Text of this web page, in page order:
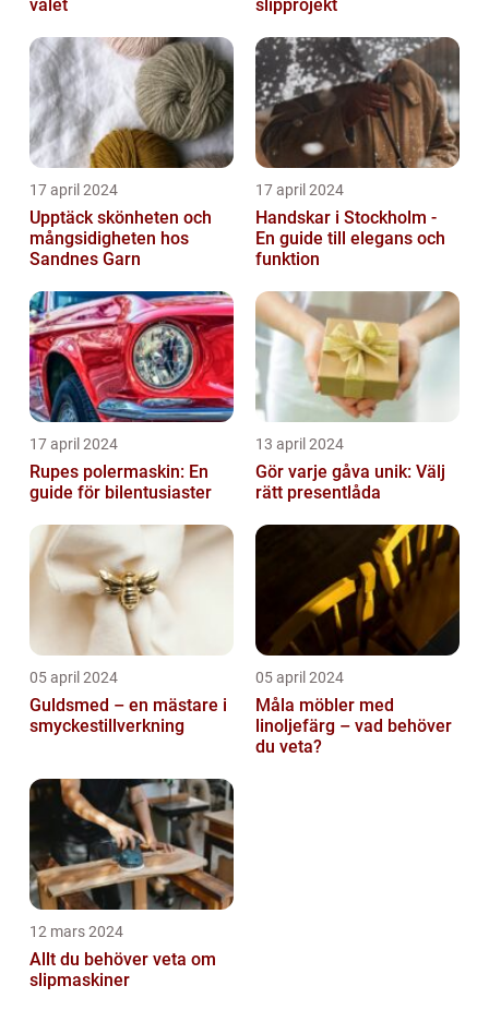
valet
slipprojekt
17 april 2024
Upptäck skönheten och
mångsidigheten hos
Sandnes Garn
17 april 2024
Handskar i Stockholm -
En guide till elegans och
funktion
17 april 2024
Rupes polermaskin: En
guide för bilentusiaster
13 april 2024
Gör varje gåva unik: Välj
rätt presentlåda
05 april 2024
Guldsmed – en mästare i
smyckestillverkning
05 april 2024
Måla möbler med
linoljefärg – vad behöver
du veta?
12 mars 2024
Allt du behöver veta om
slipmaskiner